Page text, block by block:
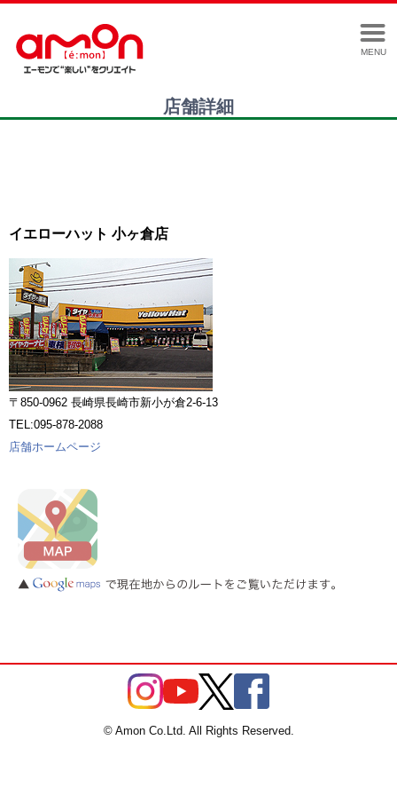
MENU
店舗詳細
イエローハット 小ヶ倉店
〒850-0962 長崎県長崎市新小が倉2-6-13
TEL:095-878-2088
店舗ホームページ
© Amon Co.Ltd. All Rights Reserved.